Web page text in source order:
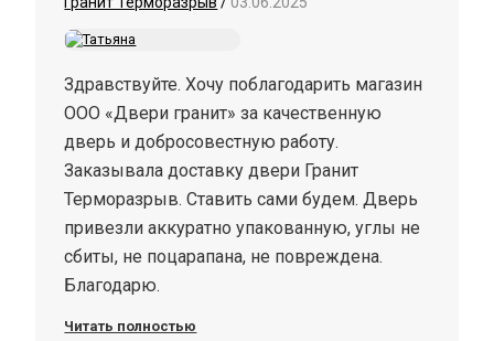
Здравствуйте. Хочу поблагодарить магазин
ООО «Двери гранит» за качественную
дверь и добросовестную работу.
Заказывала доставку двери Гранит
Терморазрыв. Ставить сами будем. Дверь
привезли аккуратно упакованную, углы не
сбиты, не поцарапана, не повреждена.
Благодарю.
Читать полностью